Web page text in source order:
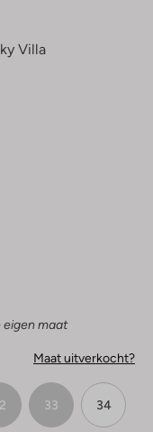
Villa
eigen maat
Maat uitverkocht?
33 34